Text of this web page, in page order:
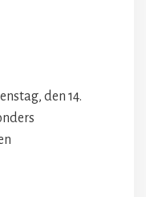
den 14.